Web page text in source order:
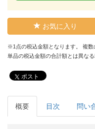
お気に入り
※1点の税込金額となります。 複数
単品の税込金額の合計額とは異な
ポスト
概要 目次 問い